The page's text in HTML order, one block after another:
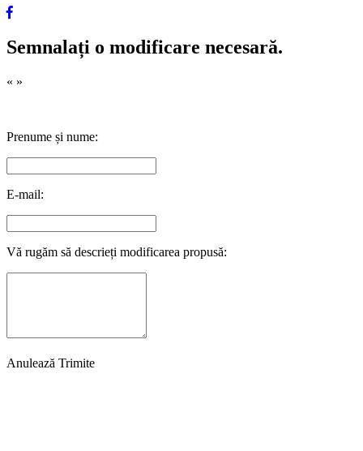
Semnalați o modificare necesară.
« »
Prenume și nume:
E-mail:
Vă rugăm să descrieți modificarea propusă:
Anulează Trimite